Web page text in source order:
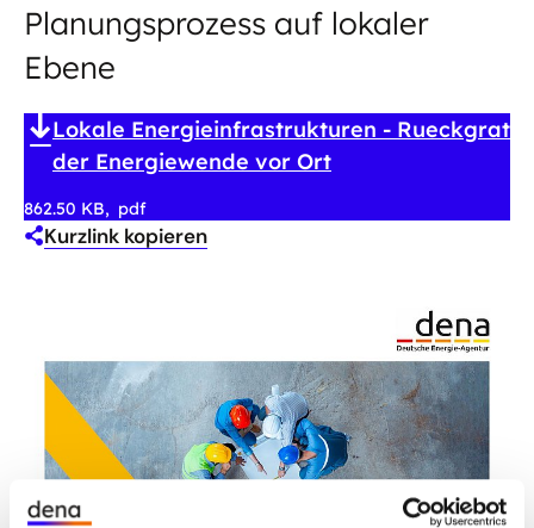
Planungsprozess auf lokaler
Ebene
Lokale Energieinfrastrukturen - Rueckgrat
der Energiewende vor Ort
862.50 KB pdf
Kurzlink kopieren